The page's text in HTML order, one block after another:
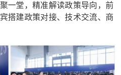
一堂，精准解读政策导向，前
搭建政策对接、技术交流、商